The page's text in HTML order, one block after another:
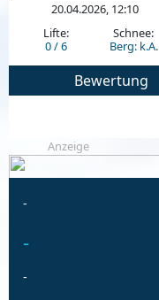
20.04.2026, 12:10
Lifte:
0 / 6
Schnee:
Berg: k.A.
Bewertung
Anzeige
-
-
-